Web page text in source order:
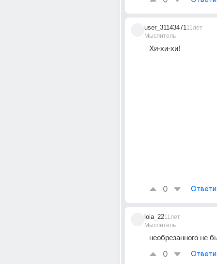
user_31143471
Мыслитель
11лет
Хи-хи-хи!
0
loia_22
Мыслитель
11лет
необрезанного не
0